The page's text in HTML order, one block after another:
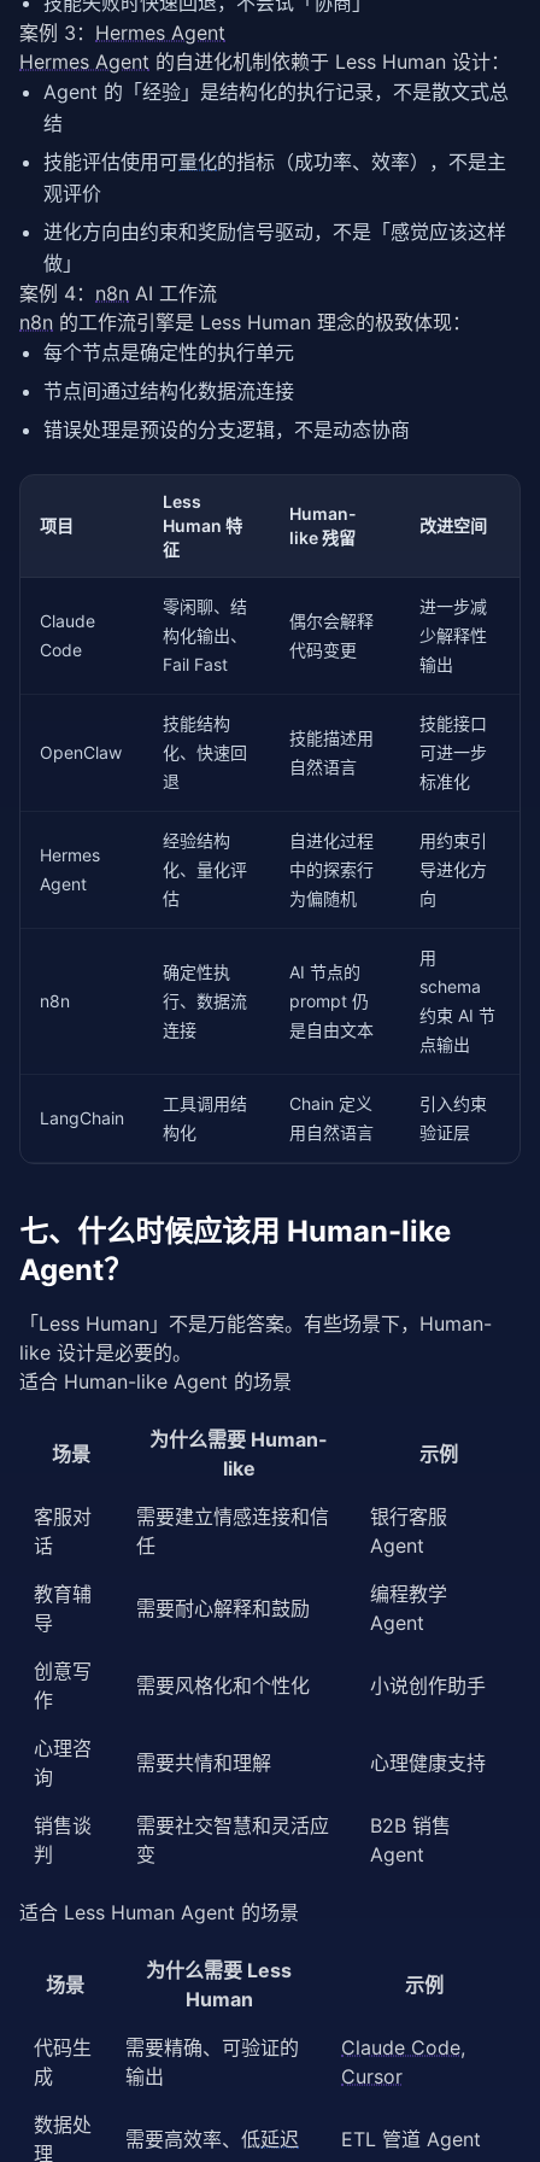
def _validate_output(
"""严格验证输出——不符合 schema 即视为失败"""
try:
            result =
json.loads(raw)
return result
except json .JSONDecodeError:
# 使用示例
if __name__ == "__main__"
class MockLLM:
def generate(self, prompt:
"action": "create_file"
"path": "/tmp/test.py"
"content":
"print('hello')"
    config = AgentConfig(
        temperature=
0.0
        max_retries=
    )
    agent = LessHumanAgent(config, MockLLM())
        schema={
"type" "object", "properties": {
    )
json.dumps(result, indent=
, ensure_ascii=
            name=
"language_valid"
            level=ConstraintLevel.HARD,
            check_fn=
lambda ctx: (
                ctx.get(
"language" "python"
f"Unsupported language:
            )
        ),
        Constraint(
            name=
            level=ConstraintLevel.SOFT,
            check_fn=
lambda ctx: (
                len(ctx.get(
f"Too many dependencies:
            )
        ),
        Constraint(
            name=
"file_exists"
            check_fn=
lambda ctx: (
f"Target path does not exist:
            )
        ),
validator = build_code_constraints()
# 验证通过——继续执行
    warnings = validator.validate(context)
    print(
f"Warnings: {warnings}")
# 可能有 SOFT 警
"执行代码生成..."
案例 3： Hermes Agent
Hermes Agent 的自进化机制依赖于 Less Human 设计：
Agent 的「经验」是结构化的执行记录，不是散文式总
结
技能评估使用可量化的指标（成功率、效率），不是主
观评价
进化方向由约束和奖励信号驱动，不是「感觉应该这样
做」
案例 4： n8n AI 工作流
n8n 的工作流引擎是 Less Human 理念的极致体现：
每个节点是确定性的执行单元
节点间通过结构化数据流连接
错误处理是预设的分支逻辑，不是动态协商
项目
Less
Human 特
征
Human-
like 残留
改进空间
Claude
Code
零闲聊、结
构化输出、
Fail Fast
偶尔会解释
代码变更
进一步减
少解释性
输出
OpenClaw
技能结构
化、快速回
退
技能描述用
自然语言
技能接口
可进一步
标准化
Hermes
Agent
经验结构
化、量化评
估
自进化过程
中的探索行
为偏随机
用约束引
导进化方
向
n8n
确定性执
行、数据流
连接
AI 节点的
prompt 仍
是自由文本
用
schema
约束 AI 节
点输出
LangChain
工具调用结
构化
Chain 定义
用自然语言
引入约束
验证层
七、什么时候应该用 Human-like
Agent？
「Less Human」不是万能答案。有些场景下，Human-
like 设计是必要的。
适合 Human-like Agent 的场景
场景
为什么需要 Human-
like
示例
客服对
话
需要建立情感连接和信
任
银行客服
Agent
教育辅
导
需要耐心解释和鼓励
编程教学
Agent
创意写
作
需要风格化和个性化 小说创作助手
心理咨
询
需要共情和理解 心理健康支持
销售谈
判
需要社交智慧和灵活应
变
B2B 销售
Agent
适合 Less Human Agent 的场景
场景
为什么需要 Less
Human
示例
代码生
成
需要精确、可验证的
输出
Claude Code,
Cursor
数据处
理
需要高效率、低延迟 ETL 管道 Agent